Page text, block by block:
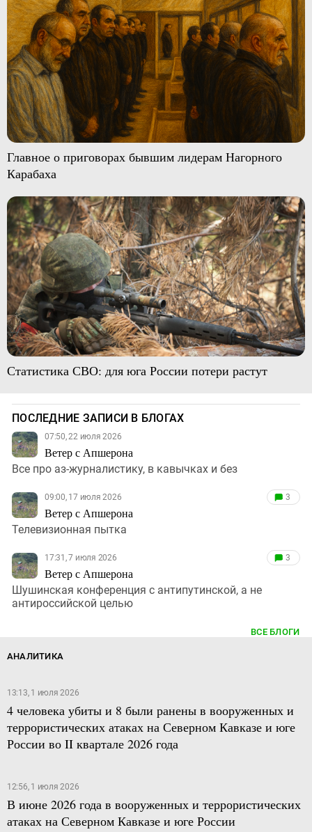
Главное о приговорах бывшим лидерам Нагорного
Карабаха
Статистика СВО: для юга России потери растут
ПОСЛЕДНИЕ ЗАПИСИ В БЛОГАХ
07:50, 22 июля 2026
Ветер с Апшерона
Все про аз-журналистику, в кавычках и без
09:00, 17 июля 2026
Ветер с Апшерона
3
Телевизионная пытка
17:31, 7 июля 2026
Ветер с Апшерона
3
Шушинская конференция с антипутинской, а не
антироссийской целью
ВСЕ БЛОГИ
АНАЛИТИКА
13:13, 1 июля 2026
4 человека убиты и 8 были ранены в вооруженных и
террористических атаках на Северном Кавказе и юге
России во II квартале 2026 года
12:56, 1 июля 2026
В июне 2026 года в вооруженных и террористических
атаках на Северном Кавказе и юге России